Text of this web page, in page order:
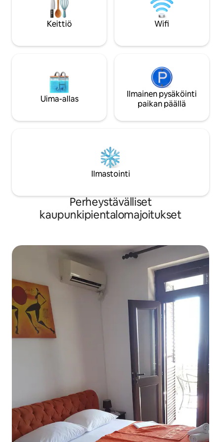
mukavan. Sijaitsee keskustassa
viehättävällä
minuutin päässä
Keittiö Wifi
Uima-allas
Ilmainen pysäköinti
paikan päällä
Ilmastointi
Perheystävälliset
kaupunkipientalomajoitukset